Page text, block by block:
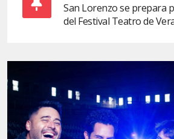
San Lorenzo se prepara
del Festival Teatro de